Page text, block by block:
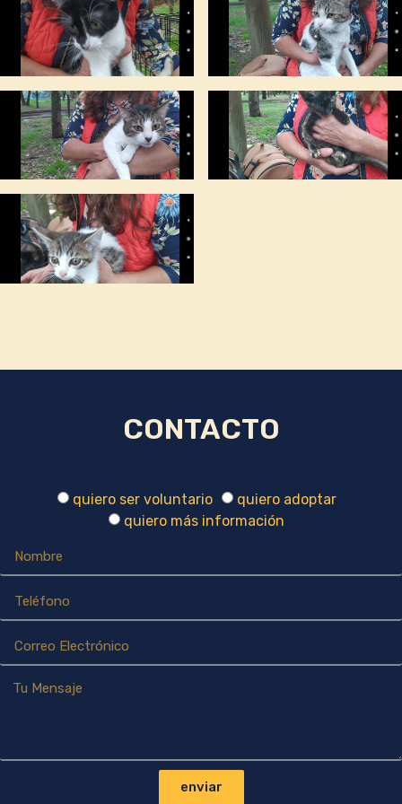
CONTACTO
quiero ser voluntario
quiero adoptar
quiero más información
enviar